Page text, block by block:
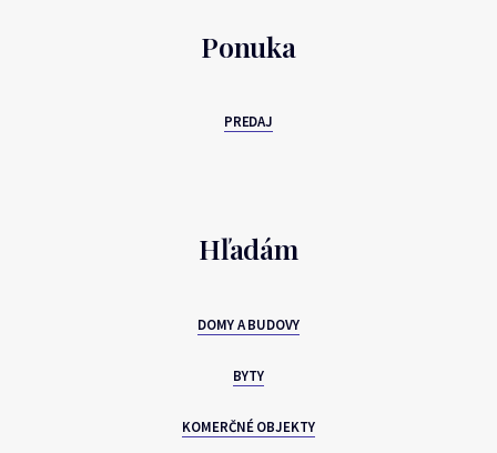
Ponuka
PREDAJ
Hľadám
DOMY A BUDOVY
BYTY
KOMERČNÉ OBJEKTY